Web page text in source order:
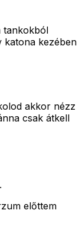
tankokból
katona kezében
akkor nézz
csak átkell
előttem